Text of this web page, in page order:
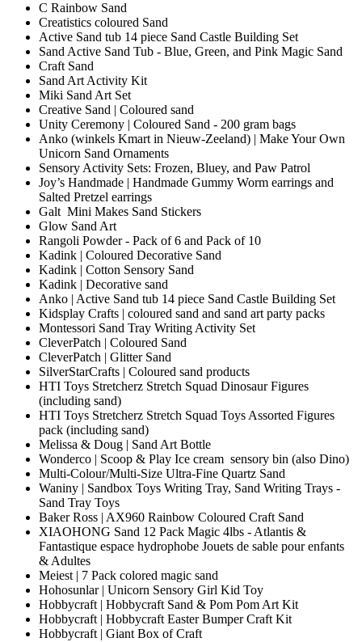
C Rainbow Sand
Creatistics coloured Sand
Active Sand tub 14 piece Sand Castle Building Set
Sand Active Sand Tub - Blue, Green, and Pink Magic Sand
Craft Sand
Sand Art Activity Kit
Miki Sand Art Set
Creative Sand | Coloured sand
Unity Ceremony | Coloured Sand - 200 gram bags
Anko (winkels Kmart in Nieuw-Zeeland) | Make Your Own
Unicorn Sand Ornaments
Sensory Activity Sets: Frozen, Bluey, and Paw Patrol
Joy’s Handmade | Handmade Gummy Worm earrings and
Salted Pretzel earrings
Galt Mini Makes Sand Stickers
Glow Sand Art
Rangoli Powder - Pack of 6 and Pack of 10
Kadink | Coloured Decorative Sand
Kadink | Cotton Sensory Sand
Kadink | Decorative sand
Anko | Active Sand tub 14 piece Sand Castle Building Set
Kidsplay Crafts | coloured sand and sand art party packs
Montessori Sand Tray Writing Activity Set
CleverPatch | Coloured Sand
CleverPatch | Glitter Sand
SilverStarCrafts | Coloured sand products
HTI Toys Stretcherz Stretch Squad Dinosaur Figures
(including sand)
HTI Toys Stretcherz Stretch Squad Toys Assorted Figures
pack (including sand)
Melissa & Doug | Sand Art Bottle
Wonderco | Scoop & Play Ice cream sensory bin (also Dino)
Multi-Colour/Multi-Size Ultra-Fine Quartz Sand
Waniny | Sandbox Toys Writing Tray, Sand Writing Trays -
Sand Tray Toys
Baker Ross | AX960 Rainbow Coloured Craft Sand
XIAOHONG Sand 12 Pack Magic 4lbs - Atlantis &
Fantastique espace hydrophobe Jouets de sable pour enfants
& Adultes
Meiest | 7 Pack colored magic sand
Hohosunlar | Unicorn Sensory Girl Kid Toy
Hobbycraft | Hobbycraft Sand & Pom Pom Art Kit
Hobbycraft | Hobbycraft Easter Bumper Craft Kit
Hobbycraft | Giant Box of Craft